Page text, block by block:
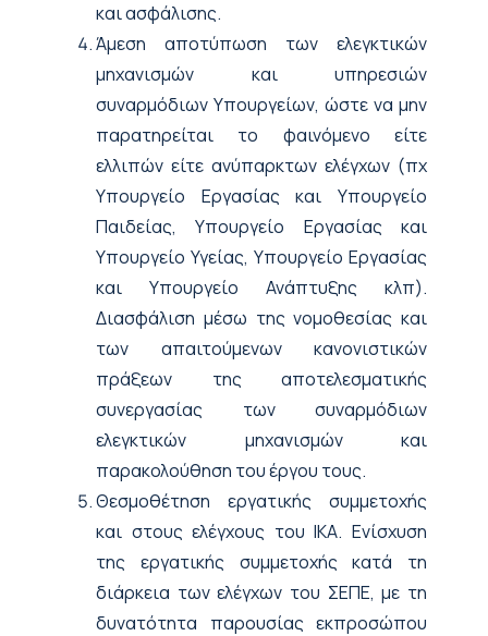
και ασφάλισης.
Άμεση αποτύπωση των ελεγκτικών
μηχανισμών και υπηρεσιών
συναρμόδιων Υπουργείων, ώστε να μην
παρατηρείται το φαινόμενο είτε
ελλιπών είτε ανύπαρκτων ελέγχων (πχ
Υπουργείο Εργασίας και Υπουργείο
Παιδείας, Υπουργείο Εργασίας και
Υπουργείο Υγείας, Υπουργείο Εργασίας
και Υπουργείο Ανάπτυξης κλπ).
Διασφάλιση μέσω της νομοθεσίας και
των απαιτούμενων κανονιστικών
πράξεων της αποτελεσματικής
συνεργασίας των συναρμόδιων
ελεγκτικών μηχανισμών και
παρακολούθηση του έργου τους.
Θεσμοθέτηση εργατικής συμμετοχής
και στους ελέγχους του ΙΚΑ. Ενίσχυση
της εργατικής συμμετοχής κατά τη
διάρκεια των ελέγχων του ΣΕΠΕ, με τη
δυνατότητα παρουσίας εκπροσώπου